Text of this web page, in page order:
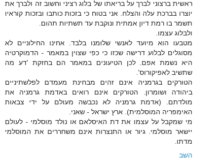
ראשית ברצוני לברך על בריאתו של בלוג רציני וחשוב זה ולברך את
יוצרו בברכת עלה והצלח. אני בטוח כי בזכות כותבו ובזכות קוראיו
תשמר בו רמת דיון אמתית ונוקבת עד תשתיות תהום.
ולבלוג עצמו.
מטבעו הוא מיועד לאנשי שלומנו בלבד. אחינו החילוניים לא
מסוגלים לבלוע דרישה שכזו כי כפי שצוין במאמר - הדמוקרטיה
היא נשמת אפם. לכן הטיעונים במאמר הם בחזקת 'דע מה
שתשיב לאפיקורוס'.
הטורקים בגרמניה אינם זהים מבחינת מעמדם לפלשתיניים
ביהודה ושומרון. הטורקים אינם רואים באדמת גרמניה את
מולדתם. (אדמת גרמניה לא נכבשה מעולם על ידי צבאות
האימפריה המוסלמית). ארץ ישראל - שאני.
מי שמקבל על עצמו את דת האיסלאם או נולד מוסלמי - לעולם
יישאר מוסלמי. גיור או התנצרות אינם משחררים את המוסלמי
מדתו.
השב